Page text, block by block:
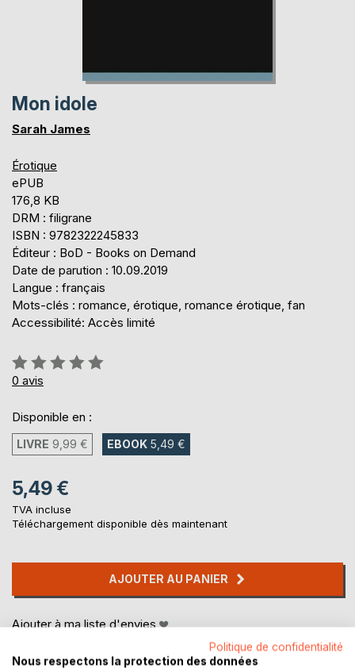
Mon idole
Sarah James
Érotique
ePUB
176,8 KB
DRM : filigrane
ISBN : 9782322245833
Éditeur : BoD - Books on Demand
Date de parution : 10.09.2019
Langue : français
Mots-clés : romance, érotique, romance érotique, fan
Accessibilité: Accès limité
Évaluation:
0%
0 avis
Disponible en :
LIVRE 9,99 € EBOOK 5,49 €
5,49 €
TVA incluse
Téléchargement disponible dès maintenant
AJOUTER AU PANIER
Ajouter à ma liste d'envies
Politique de confidentialité
Nous respectons la protection des données